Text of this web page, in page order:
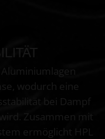
wodurch eine
bei Dampf
Zusammen mit
ermöglicht HPL